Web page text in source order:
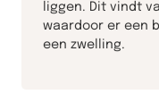
liggen. Dit vindt
waardoor er een
een zwelling.